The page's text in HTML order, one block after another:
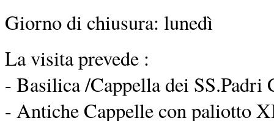
Giorno di chiusura: lunedì
La visita prevede :
- Basilica /Cappella dei
- Antiche Cappelle con paliotto